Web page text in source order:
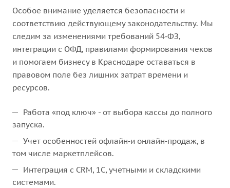
Особое внимание уделяется безопасности и
соответствию действующему законодательству. Мы
следим за изменениями требований 54‑ФЗ,
интеграции с ОФД, правилами формирования чеков
и помогаем бизнесу в Краснодаре оставаться в
правовом поле без лишних затрат времени и
ресурсов.
Работа «под ключ» - от выбора кассы до полного
запуска.
Учет особенностей офлайн‑и онлайн‑продаж, в
том числе маркетплейсов.
Интеграция с CRM, 1С, учетными и складскими
системами.